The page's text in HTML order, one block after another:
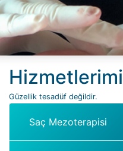
Güzellik tesadüf değildir.
Saç Mezoterapisi